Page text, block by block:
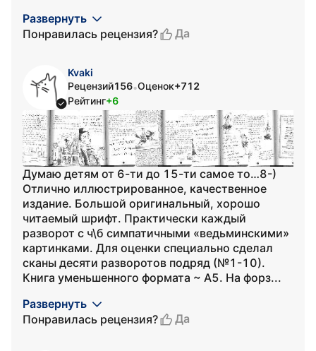
Развернуть
Понравилась рецензия?
Да
Kvaki
Рецензий156•Оценок+712
Рейтинг+6
Думаю детям от 6-ти до 15-ти самое то…8-)
Отлично иллюстрированное, качественное
издание. Большой оригинальный, хорошо
читаемый шрифт. Практически каждый
разворот с ч\б симпатичными «ведьминскими»
картинками. Для оценки специально сделал
сканы десяти разворотов подряд (№1-10).
Книга уменьшенного формата ~ А5. На форз...
Развернуть
Понравилась рецензия?
Да